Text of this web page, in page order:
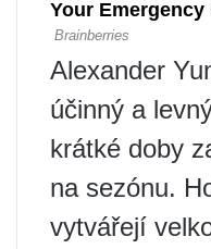
Alexander
účinný a
krátké doby
na sezónu.
vytvářejí